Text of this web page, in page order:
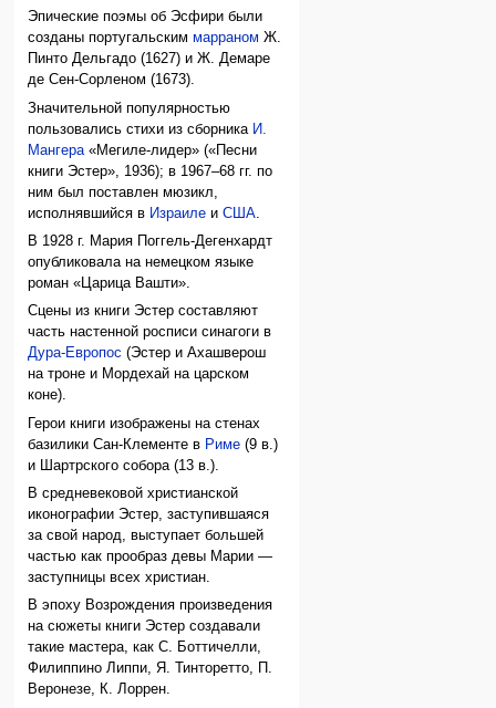
Эпические поэмы об Эсфири были
созданы португальскиммарраном Ж.
Пинто Дельгадо (1627) и Ж. Демаре
де Сен-Сорленом (1673).
Значительной популярностью
пользовались стихи из сборника И.
Мангера «Мегиле-лидер» («Песни
книги Эстер», 1936); в 1967–68 гг. по
ним был поставлен мюзикл,
исполнявшийся в Израиле иСША
В 1928 г. Мария Поггель-Дегенхардт
опубликовала на немецком языке
роман «Царица Вашти».
Сцены из книги Эстер составляют
часть настенной росписи синагоги в
Дура-Европос (Эстер и Ахашверош
на троне и Мордехай на царском
коне).
Герои книги изображены на стенах
базилики Сан-Клементе в Риме (9 в.)
и Шартрского собора (13 в.).
В средневековой христианской
иконографии Эстер, заступившаяся
за свой народ, выступает большей
частью как прообраз девы Марии —
заступницы всех христиан.
В эпоху Возрождения произведения
на сюжеты книги Эстер создавали
такие мастера, как С. Боттичелли,
Филиппино Липпи, Я. Тинторетто, П.
Веронезе, К. Лоррен.